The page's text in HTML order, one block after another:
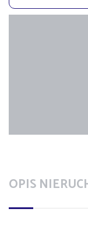
OPIS